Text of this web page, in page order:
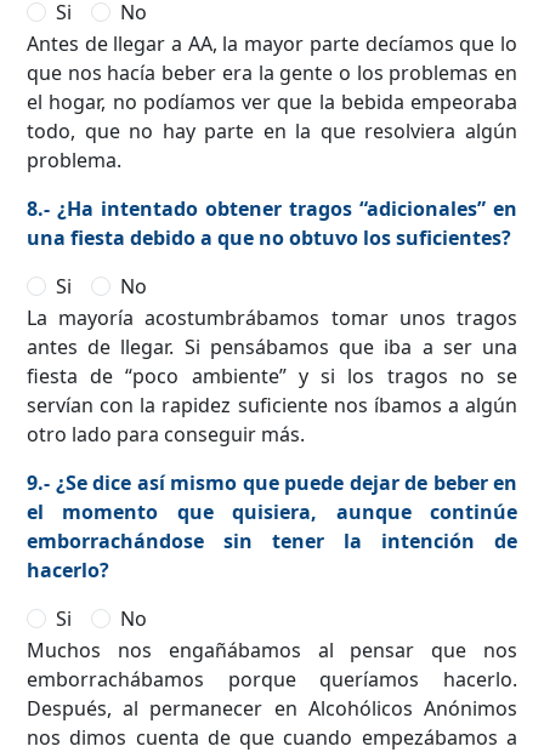
Si
No
Antes de llegar a AA, la mayor parte decíamos que lo
que nos hacía beber era la gente o los problemas en
el hogar, no podíamos ver que la bebida empeoraba
todo, que no hay parte en la que resolviera algún
problema.
8.- ¿Ha intentado obtener tragos “adicionales” en
una fiesta debido a que no obtuvo los suficientes?
Si
No
La mayoría acostumbrábamos tomar unos tragos
antes de llegar. Si pensábamos que iba a ser una
fiesta de “poco ambiente” y si los tragos no se
servían con la rapidez suficiente nos íbamos a algún
otro lado para conseguir más.
9.- ¿Se dice así mismo que puede dejar de beber en
el momento que quisiera, aunque continúe
emborrachándose sin tener la intención de
hacerlo?
Si
No
Muchos nos engañábamos al pensar que nos
emborrachábamos porque queríamos hacerlo.
Después, al permanecer en Alcohólicos Anónimos
nos dimos cuenta de que cuando empezábamos a